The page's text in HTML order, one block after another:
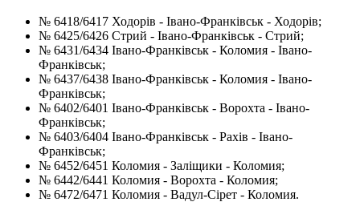
№ 6418/6417 Ходорів - Івано-Франківськ - Ходорів;
№ 6425/6426 Стрий - Івано-Франківськ - Стрий;
№ 6431/6434 Івано-Франківськ - Коломия - Івано-
Франківськ;
№ 6437/6438 Івано-Франківськ - Коломия - Івано-
Франківськ;
№ 6402/6401 Івано-Франківськ - Ворохта - Івано-
Франківськ;
№ 6403/6404 Івано-Франківськ - Рахів - Івано-
Франківськ;
№ 6452/6451 Коломия - Заліщики - Коломия;
№ 6442/6441 Коломия - Ворохта - Коломия;
№ 6472/6471 Коломия - Вадул-Сірет - Коломия.